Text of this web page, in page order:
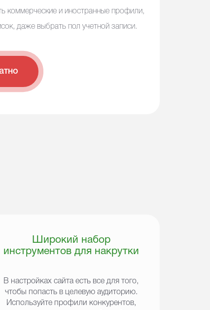
коммерческие и иностранные профили,
даже выбрать пол учетной записи.
Широкий набор
инструментов для накрутки
В настройках сайта есть все для того,
чтобы попасть в целевую аудиторию.
Используйте профили конкурентов,